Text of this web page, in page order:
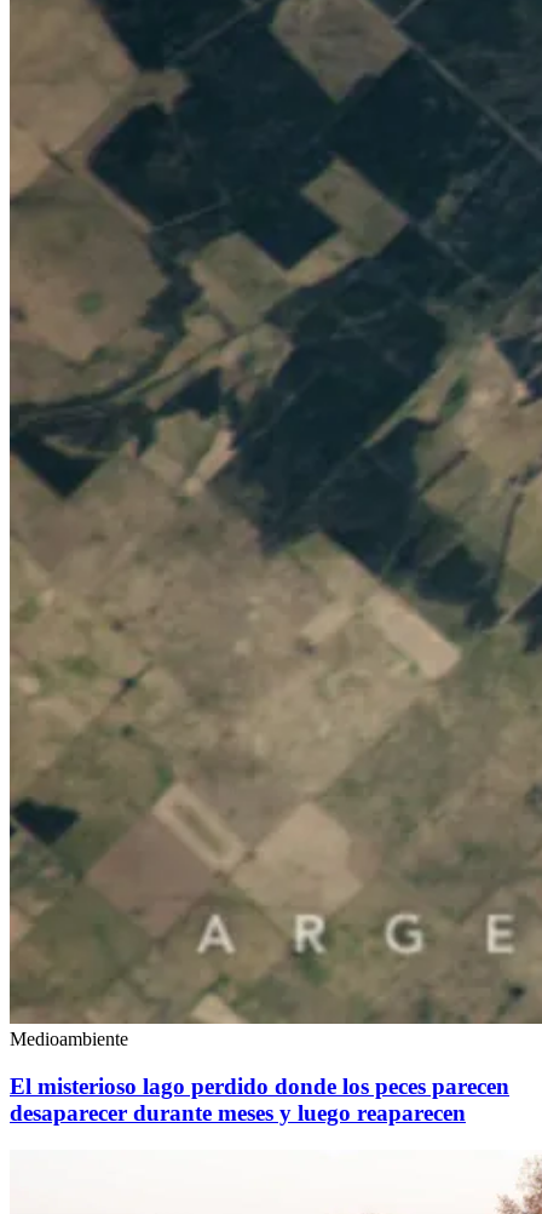
Medioambiente
El misterioso lago perdido donde los peces parecen
desaparecer durante meses y luego reaparecen